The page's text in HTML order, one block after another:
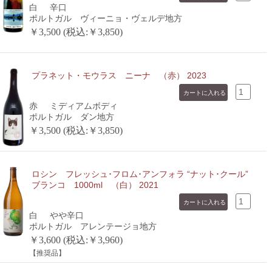
白
辛口
ポルトガル ヴィーニョ・ヴェルデ地方
￥3,500 (税込:￥3,850)
プラネット・モウラス ニーナ （赤） 2023
赤
ミディアムボディ
ポルトガル ダン地方
￥3,500 (税込:￥3,850)
ロシン フレッシュ･フロム･アンフォラ “ナット･クール”
ブランコ 1000ml （白） 2021
白
やや辛口
ポルトガル アレンテージョ地方
￥3,600 (税込:￥3,960)
【推奨品】